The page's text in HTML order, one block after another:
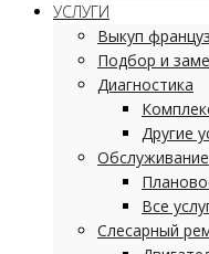
УСЛУГИ
Выкуп
Подбор и
Диагностика
Другие
Обслуживание
Все
Слесарный